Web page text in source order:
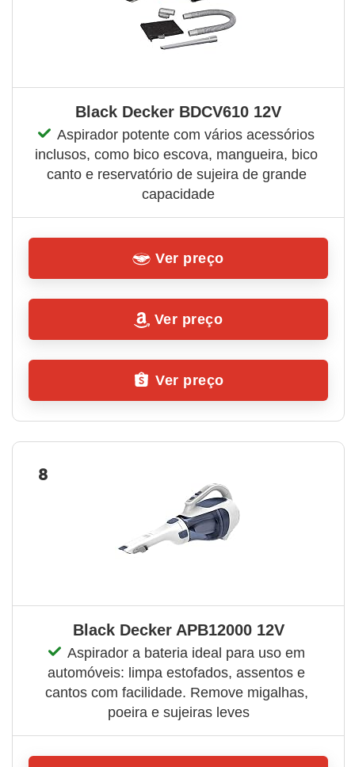
Black Decker BDCV610 12V
Aspirador potente com vários acessórios
inclusos, como bico escova, mangueira, bico
canto e reservatório de sujeira de grande
capacidade
Ver preço
Ver preço
Ver preço
8
Black Decker APB12000 12V
Aspirador a bateria ideal para uso em
automóveis: limpa estofados, assentos e
cantos com facilidade. Remove migalhas,
poeira e sujeiras leves